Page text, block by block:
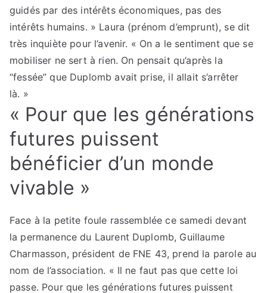
guidés par des intérêts économiques, pas des
intérêts humains. » Laura (prénom d’emprunt), se dit
très inquiète pour l’avenir. « On a le sentiment que se
mobiliser ne sert à rien. On pensait qu’après la
“fessée” que Duplomb avait prise, il allait s’arrêter
là. »
« Pour que les générations
futures puissent
bénéficier d’un monde
vivable »
Face à la petite foule rassemblée ce samedi devant
la permanence du Laurent Duplomb, Guillaume
Charmasson, président de FNE 43, prend la parole au
nom de l’association. « Il ne faut pas que cette loi
passe. Pour que les générations futures puissent